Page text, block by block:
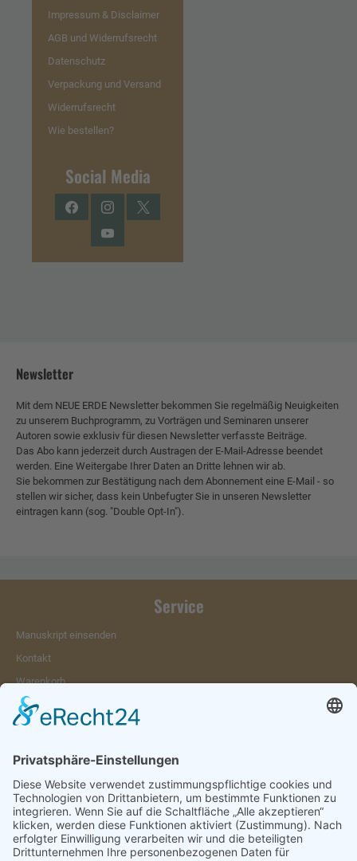
Impressum & Disclaimer
AGB und Widerrufsrecht
Datenschutz
Verpackung und Versand
Widerrufsrecht
Wie bestellen?
Social Media
FacebookInstagramTwitter
YouTube
Newsletter
Mit dem NEUE ERDE Newsletter bekommen Sie regelmäßig Neuigkeiten
zu unserem Buchprogramm, zu Vorträgen und Seminaren unserer
Autoren sowie exklusiv für diesen Newsletter verfasste Beiträge.
Das Abo kann jederzeit durch Austragen der E-Mail-Adresse beendet
werden. Eine Weitergabe Ihrer Daten an Dritte lehnen wir ab.
Sie bekommen zur Bestätigung nach dem Abonnement eine E-Mail - so
stellen wir sicher, dass kein Unbefugter Sie in unseren Newsletter
eintragen kann (sog. "Double Opt-In").
Service
Manuskript einsenden
Kontakt
Warenkorb
Konto
Merkzettel
Vertrag widerrufen
Informationen